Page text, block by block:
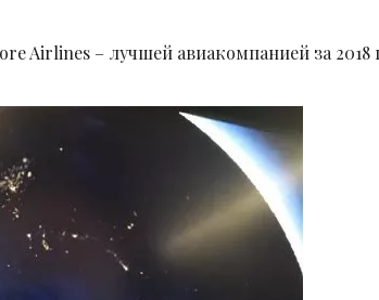
Airlines – лучшей авиакомпанией за 2018